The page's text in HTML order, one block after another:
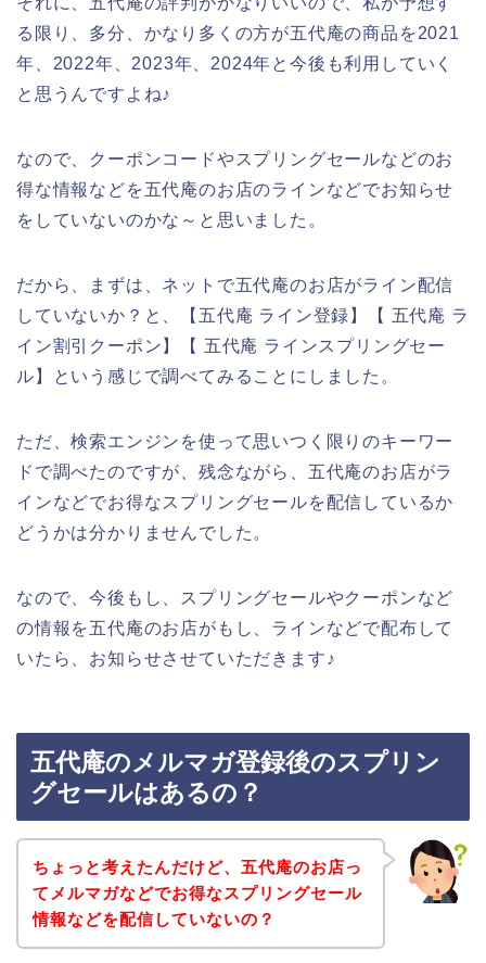
る限り、多分、かなり多くの方が五代庵の商品を2021
年、2022年、2023年、2024年と今後も利用していく
と思うんですよね♪
なので、クーポンコードやスプリングセールなどのお
得な情報などを五代庵のお店のラインなどでお知らせ
をしていないのかな～と思いました。
だから、まずは、ネットで五代庵のお店がライン配信
していないか？と、【五代庵 ライン登録】【 五代庵 ラ
イン割引クーポン】【 五代庵 ラインスプリングセー
ル】という感じで調べてみることにしました。
ただ、検索エンジンを使って思いつく限りのキーワー
ドで調べたのですが、残念ながら、五代庵のお店がラ
インなどでお得なスプリングセールを配信しているか
どうかは分かりませんでした。
なので、今後もし、スプリングセールやクーポンなど
の情報を五代庵のお店がもし、ラインなどで配布して
いたら、お知らせさせていただきます♪
五代庵のメルマガ登録後のスプリン
グセールはあるの？
ちょっと考えたんだけど、五代庵のお店っ
てメルマガなどでお得なスプリングセール
情報などを配信していないの？